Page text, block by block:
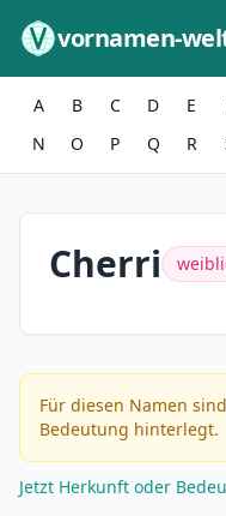
vornamen-
A B C D E
N
O P Q R
Cherri
Für diesen Namen
Bedeutung hinterlegt.
Jetzt Herkunft oder